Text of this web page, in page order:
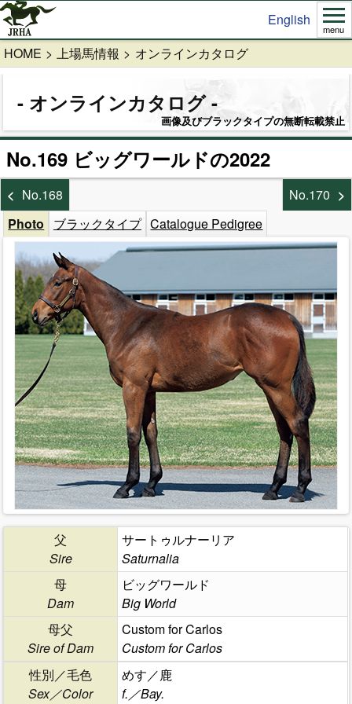
English
menu
HOME 上場馬情報 オンラインカタログ
オンラインカタログ
画像及びブラックタイプの無断転載禁止
No.169 ビッグワールドの2022
No.168
No.170
Photo
ブラックタイプ Catalogue Pedigree
父
Sire
サートゥルナーリア
Saturnalia
母
Dam
ビッグワールド
Big World
母父
Sire of Dam
Custom for Carlos
Custom for Carlos
性別／毛色
Sex／Color
めす／鹿
f.／Bay.